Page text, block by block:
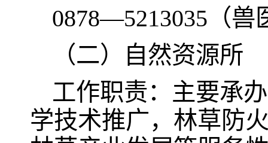
0878—5213035（兽
（二）自然资源所
工作职责：主要承
学技术推广，林草防